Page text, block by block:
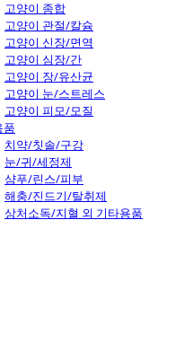
고양이 종합
고양이 관절/칼슘
고양이 신장/면역
고양이 심장/간
고양이 장/유산균
고양이 눈/스트레스
고양이 피모/모질
품
치약/칫솔/구강
눈/귀/세정제
샴푸/린스/피부
해충/진드기/탈취제
상처소독/지혈 외 기타용품